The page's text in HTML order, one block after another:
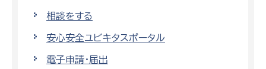
相談をする
安心安全ユビキタスポータル
電子申請・届出